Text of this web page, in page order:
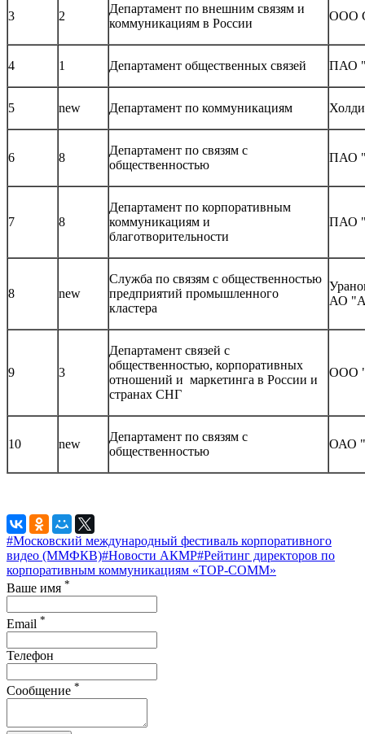
3 2
Департамент по внешним связям и
коммуникациям в России
OOO
4 1 Департамент общественных связей ПАО
5 new Департамент по коммуникациям
6 8
Департамент по связям с
общественностью
ПАО
7 8
Департамент по корпоративным
коммуникациям и
благотворительности
ПАО
8 new
Служба по связям с общественностью
предприятий промышленного
кластера
АО
9 3
Департамент связей с
общественностью, корпоративных
отношений и маркетинга в России и
странах СНГ
ООО
10 new
Департамент по связям с
общественностью
ОАО
#Московский международный фестиваль корпоративного
видео (ММФКВ)#Новости АКМР#Рейтинг директоров по
корпоративным коммуникациям «TOP-COMM»
Ваше имя *
Email *
Телефон
Сообщение *